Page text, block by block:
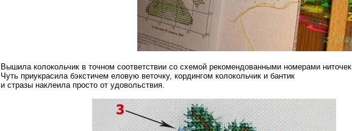
Вышила колокольчик в точном соответствии со схемой рекомендованными номерами ниточек.
Чуть приукрасила бэкстичем еловую веточку, кордингом колокольчик и бантик
и стразы наклеила просто от удовольствия.